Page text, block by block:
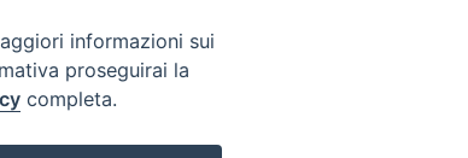
informazioni sui
proseguirai la
completa.